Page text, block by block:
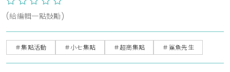
(給編輯一點鼓勵)
＃集點活動 ＃小七集點 ＃超商集點 ＃鯊魚先生